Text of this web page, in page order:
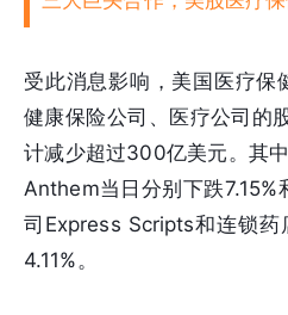
受此消息影响，美国医疗保
健康保险公司、医疗公司的
计减少超过300亿美元。其
Anthem当日分别下跌7.15%
司Express Scripts和连锁药
4.11%。